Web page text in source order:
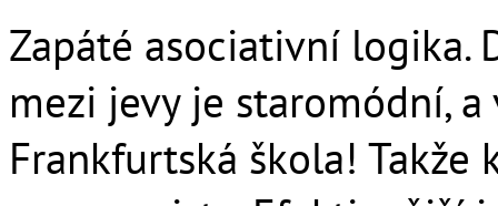
Zapáté asociativní logika.
mezi jevy je staromódní,
Frankfurtská škola! Takže